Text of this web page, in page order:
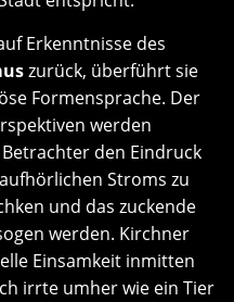
Erkenntnisse des
zurück, überführt sie
Formensprache. Der
werden
den Eindruck
Stroms zu
und das zuckende
werden. Kirchner
Einsamkeit inmitten
irrte umher wie ein Tier